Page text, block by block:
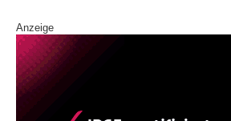
Anzeige